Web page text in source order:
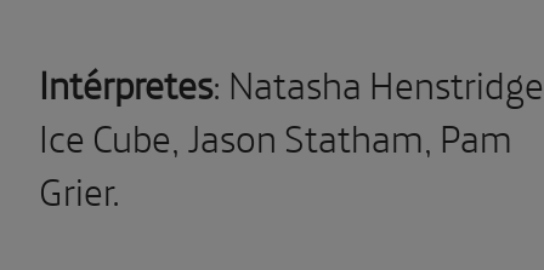
Intérpretes: Natasha
Ice Cube, Jason Statham, Pam
Grier.